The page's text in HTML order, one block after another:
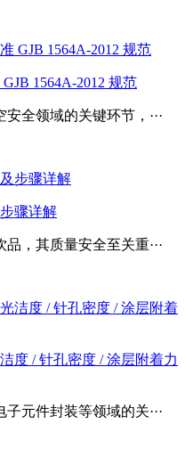
1564A-2012 规范
全领域的关键环节，···
骤详解
，其质量安全至关重···
度 / 针孔密度 / 涂层附着力
元件封装等领域的关···